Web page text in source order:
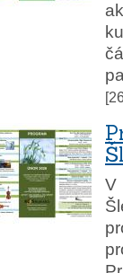
V